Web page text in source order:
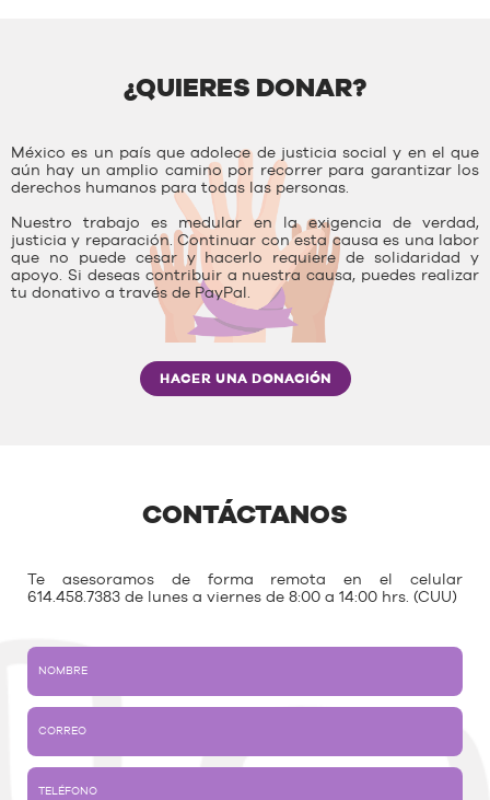
¿QUIERES DONAR?
México es un país que adolece de justicia social y en el que
aún hay un amplio camino por recorrer para garantizar los
derechos humanos para todas las personas.
Nuestro trabajo es medular en la exigencia de verdad,
justicia y reparación. Continuar con esta causa es una labor
que no puede cesar y hacerlo requiere de solidaridad y
apoyo. Si deseas contribuir a nuestra causa, puedes realizar
tu donativo a través de PayPal.
HACER UNA DONACIÓN
CONTÁCTANOS
Te asesoramos de forma remota en el celular
614.458.7383 de lunes a viernes de 8:00 a 14:00 hrs. (CUU)